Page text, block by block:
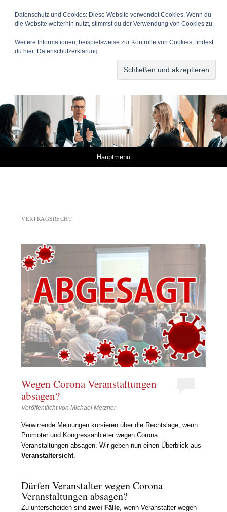
Anwälte für Online-Unternehmer
DR. METZNER RECHTSANWÄLTE – KANZLEI FÜR IP,
IT UND MEDIEN
Hauptmenü
VERTRAGSRECHT
Wegen Corona Veranstaltungen
absagen?
Veröffentlicht vonMichael Metzner
Verwirrende Meinungen kursieren über die Rechtslage, wenn
Promoter und Kongressanbieter wegen Corona
Veranstaltungen absagen. Wir geben nun einen Überblick aus
Veranstaltersicht
Dürfen Veranstalter wegen Corona
Veranstaltungen absagen?
Zu unterscheiden sindzwei Fälle , wenn Veranstalter wegen
Datenschutz und Cookies: Diese Website verwendet Cookies. Wenn du
die Website weiterhin nutzt, stimmst du der Verwendung von Cookies zu.
Weitere Informationen, beispielsweise zur Kontrolle von Cookies, findest
du hier: Datenschutzerklärung